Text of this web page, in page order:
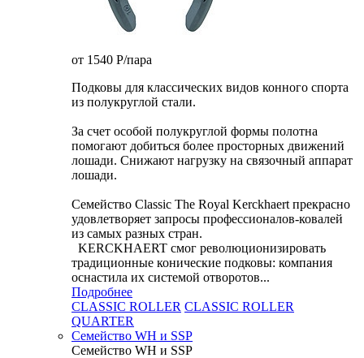
от 1540 P/пара
Подковы для классических видов конного спорта
из полукруглой стали.
За счет особой полукруглой формы полотна
помогают добиться более просторных движений
лошади. Снижают нагрузку на связочный аппарат
лошади.
Семейство Classic The Royal Kerckhaert прекрасно
удовлетворяет запросы профессионалов-ковалей
из самых разных стран.
KERCKHAERT смог революционизировать
традиционные конические подковы: компания
оснастила их системой отворотов...
Подробнее
CLASSIC ROLLER CLASSIC ROLLER
QUARTER
Семейство WH и SSP
Семейство WH и SSP